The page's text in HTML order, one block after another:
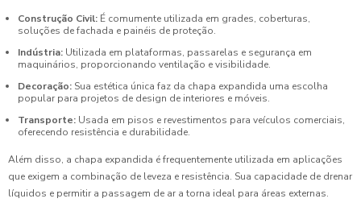
Construção Civil: É comumente utilizada em grades, coberturas,
soluções de fachada e painéis de proteção.
Indústria: Utilizada em plataformas, passarelas e segurança em
maquinários, proporcionando ventilação e visibilidade.
Decoração: Sua estética única faz da chapa expandida uma escolha
popular para projetos de design de interiores e móveis.
Transporte: Usada em pisos e revestimentos para veículos comerciais,
oferecendo resistência e durabilidade.
Além disso, a chapa expandida é frequentemente utilizada em aplicações
que exigem a combinação de leveza e resistência. Sua capacidade de drenar
líquidos e permitir a passagem de ar a torna ideal para áreas externas.